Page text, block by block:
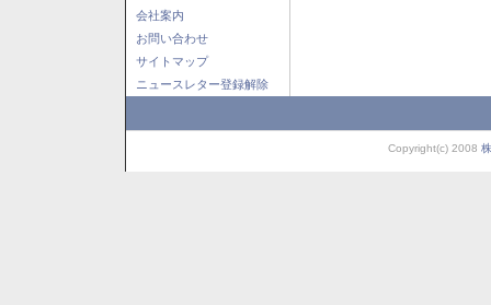
会社案内
お問い合わせ
サイトマップ
ニュースレター登録解除
Copyright(c) 2008